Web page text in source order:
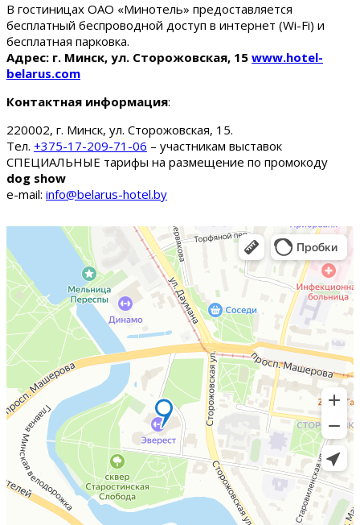
В гостиницах ОАО «Минотель» предоставляется
бесплатный беспроводной доступ в интернет (Wi-Fi) и
бесплатная парковка.
Адрес: г. Минск, ул. Сторожовская, 15 www.hotel-
belarus.com
Контактная информация:
220002, г. Минск, ул. Сторожовская, 15.
Тел. +375-17-209-71-06 – участникам выставок
СПЕЦИАЛЬНЫЕ тарифы на размещение по промокоду
dog show
e-mail: info@belarus-hotel.by